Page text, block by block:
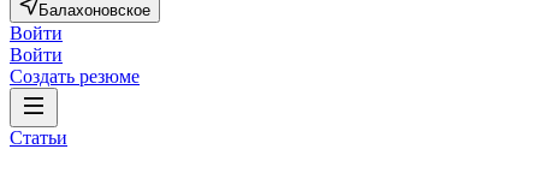
Балахоновское
Войти
Войти
Создать резюме
Статьи